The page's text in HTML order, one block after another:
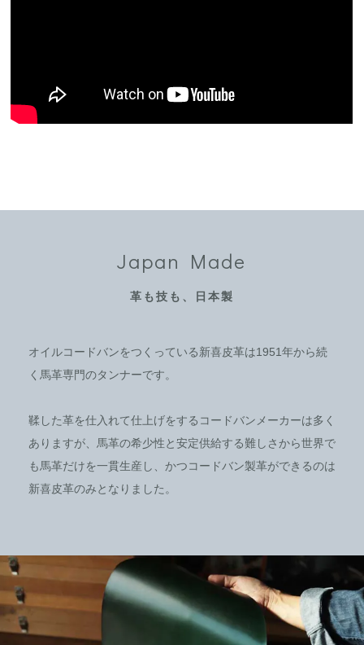
Japan Made
革も技も、日本製
オイルコードバンをつくっている新喜皮革は1951年から続
く馬革専門のタンナーです。
鞣した革を仕入れて仕上げをするコードバンメーカーは多く
ありますが、馬革の希少性と安定供給する難しさから世界で
も馬革だけを一貫生産し、かつコードバン製革ができるのは
新喜皮革のみとなりました。